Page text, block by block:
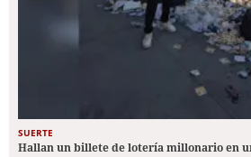
SUERTE
Hallan un billete de lotería millonario en